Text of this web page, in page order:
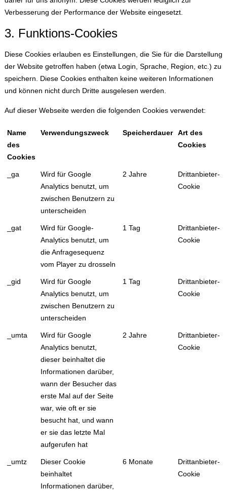
Verbesserung der Performance der Website eingesetzt.
3. Funktions-Cookies
Diese Cookies erlauben es Einstellungen, die Sie für die Darstellung
der Website getroffen haben (etwa Login, Sprache, Region, etc.) zu
speichern. Diese Cookies enthalten keine weiteren Informationen
und können nicht durch Dritte ausgelesen werden.
Auf dieser Webseite werden die folgenden Cookies verwendet:
Name
des
Cookies
Verwendungszweck Speicherdauer
Art des
Cookies
_ga
Wird für Google
Analytics benutzt, um
zwischen Benutzern zu
unterscheiden
2 Jahre
Drittanbieter-
Cookie
_gat
Wird für Google-
Analytics benutzt, um
die Anfragesequenz
vom Player zu drosseln
1 Tag
Drittanbieter-
Cookie
_gid
Wird für Google
Analytics benutzt, um
zwischen Benutzern zu
unterscheiden
1 Tag
Drittanbieter-
Cookie
_umta
Wird für Google
Analytics benutzt,
dieser beinhaltet die
Informationen darüber,
wann der Besucher das
erste Mal auf der Seite
war, wie oft er sie
besucht hat, und wann
er sie das letzte Mal
aufgerufen hat
2 Jahre
Drittanbieter-
Cookie
_umtz
Dieser Cookie
beinhaltet
Informationen darüber,
6 Monate
Drittanbieter-
Cookie